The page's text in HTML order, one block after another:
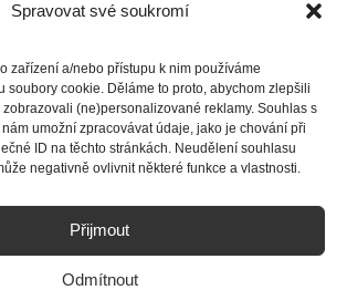
Spravovat své soukromí
zařízení a/nebo přístupu k nim používáme
soubory cookie. Děláme to proto, abychom zlepšili
(ne)personalizované reklamy. Souhlas s
umožní zpracovávat údaje, jako je chování při
ID na těchto stránkách. Neudělení souhlasu
negativně ovlivnit některé funkce a vlastnosti.
Přijmout
Odmítnout